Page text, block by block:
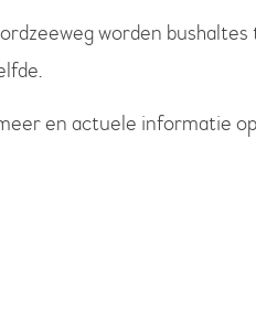
worden
en actuele informatie op